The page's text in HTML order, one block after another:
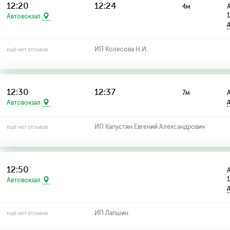
12:20
Автовокзал
12:24 4м
ещё нет отзывов ИП Колесова Н.И.
12:30
Автовокзал
12:37 7м
ещё нет отзывов ИП Капустин Евгений Александрович
12:50
Автовокзал
ещё нет отзывов ИП Лапшин